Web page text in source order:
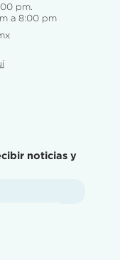
pm.
a 8:00 pm
noticias y